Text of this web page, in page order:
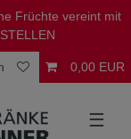
Früchte vereint mit
0,00 EUR
☰